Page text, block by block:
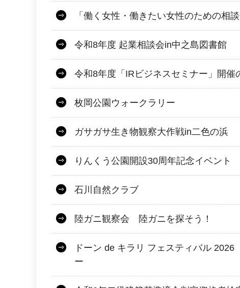
「働く女性・働きたい女性のための相
令和8年度 起業相談会in中之島図書館
令和8年度「IRビジネスセミナー」開催
枚岡公園ウォークラリー
ガサガサ生き物観察大作戦in二色の浜
りんくう公園開設30周年記念イベント
石川自然クラブ
陸ガニ観察会 陸ガニを探そう！
ドーン de キラリ フェスティバル
ー